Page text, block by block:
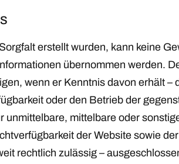
erstellt wurden, kann keine
übernommen werden.
wenn er Kenntnis davon erhält –
oder den Betrieb der
unmittelbare, mittelbare oder
der Website sowie
rechtlich zulässig –